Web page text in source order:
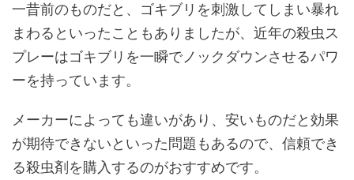
一昔前のものだと、ゴキブリを刺激してしまい暴れ
まわるといったこともありましたが、近年の殺虫ス
プレーはゴキブリを一瞬でノックダウンさせるパワ
ーを持っています。
メーカーによっても違いがあり、安いものだと効果
が期待できないといった問題もあるので、信頼でき
る殺虫剤を購入するのがおすすめです。